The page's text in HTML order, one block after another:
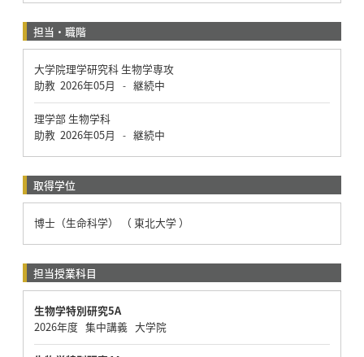
担当・職階
大学院理学研究科 生物学専攻
助教 2026年05月 - 継続中
理学部 生物学科
助教 2026年05月 - 継続中
取得学位
博士（生命科学） （ 東北大学 ）
担当授業科目
生物学特別研究5A
2026年度 集中講義 大学院